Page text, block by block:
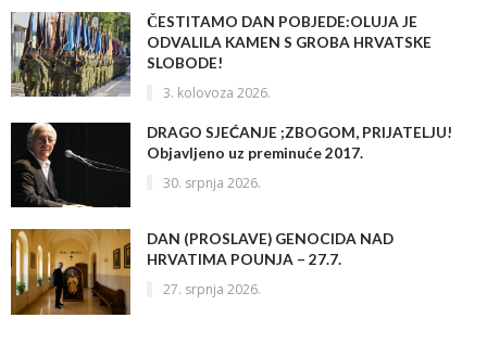
ČESTITAMO DAN POBJEDE:OLUJA JE
ODVALILA KAMEN S GROBA HRVATSKE
SLOBODE!
3. kolovoza 2026.
DRAGO SJEĆANJE ;ZBOGOM, PRIJATELJU!
Objavljeno uz preminuće 2017.
30. srpnja 2026.
DAN (PROSLAVE) GENOCIDA NAD
HRVATIMA POUNJA – 27.7.
27. srpnja 2026.